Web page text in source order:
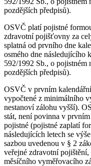
pozdějších předpisů).
OSVČ platí pojistné
zdravotní pojišťovny za
splatná od prvního dne
osmého dne následujícího
592/1992 Sb., o pojistném
pozdějších předpisů).
OSVČ v prvním
vypočtené z minimálního
nestanoví zálohu vyšší).
stát, není povinna v
pojistné (pojistné zaplatí
následujících letech se
sazbou uvedenou v § 2
veřejné zdravotní
měsíčního vyměřovacího